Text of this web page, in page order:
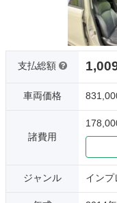
支払総額
車両価格
諸費用
ジャンル インプ